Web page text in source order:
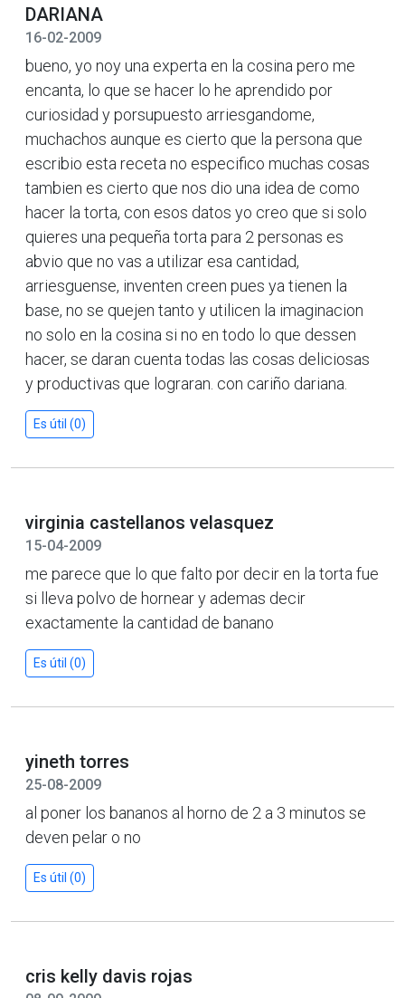
DARIANA
16-02-2009
bueno, yo noy una experta en la cosina pero me
encanta, lo que se hacer lo he aprendido por
curiosidad y porsupuesto arriesgandome,
muchachos aunque es cierto que la persona que
escribio esta receta no especifico muchas cosas
tambien es cierto que nos dio una idea de como
hacer la torta, con esos datos yo creo que si solo
quieres una pequeña torta para 2 personas es
abvio que no vas a utilizar esa cantidad,
arriesguense, inventen creen pues ya tienen la
base, no se quejen tanto y utilicen la imaginacion
no solo en la cosina si no en todo lo que dessen
hacer, se daran cuenta todas las cosas deliciosas
y productivas que lograran. con cariño dariana.
Es útil (0)
virginia castellanos velasquez
15-04-2009
me parece que lo que falto por decir en la torta fue
si lleva polvo de hornear y ademas decir
exactamente la cantidad de banano
Es útil (0)
yineth torres
25-08-2009
al poner los bananos al horno de 2 a 3 minutos se
deven pelar o no
Es útil (0)
cris kelly davis rojas